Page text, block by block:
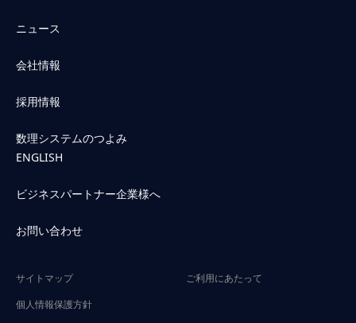
ニュース
会社情報
採用情報
数理システムのつよみ
ENGLISH
ビジネスパートナー企業様へ
お問い合わせ
サイトマップ
ご利用にあたって
個人情報保護方針